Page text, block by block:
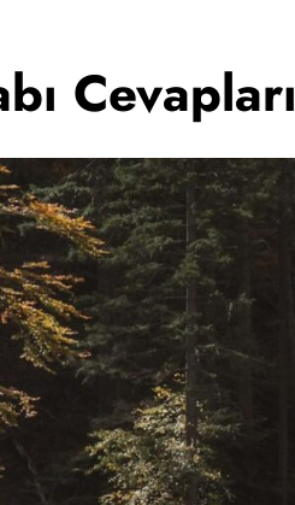
Cevapları